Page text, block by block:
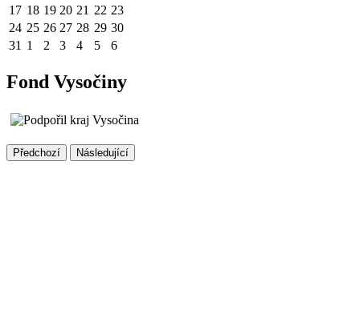
17 18 19 20 21 22 23
24 25 26 27 28 29 30
31 1 2 3 4 5 6
Fond Vysočiny
Předchozí Následující